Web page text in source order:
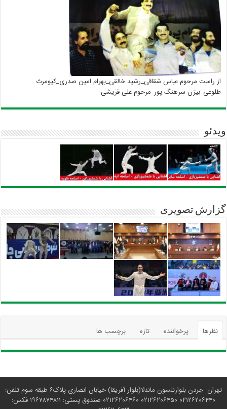
از راست مرحوم عباس شقاقی_رشید خالقی_بهرام امین صدری_کیومرث
طلوعی_بیژن سرهنگ پور_مرحوم علی قریشی
ویدئو
گزارش تصویری
نظرها پرخواننده تازه برچسب ها
تهران- جردن بلوارنلسون ماندلا(بلوار آفریقا)-خیابان انصاری-پلاک۶-طبقه سوم تلفن:
۰۲۱۲۶۲۰۶۴۴۰ ۰۲۱۲۶۲۰۶۴۵۰ ۰۲۱۲۶۲۰۶۴۶۰ صندوق پستی: ۱۹۶۷۸۷۴۸۱۱ فکس: